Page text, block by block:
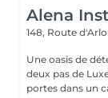
Alena
148, Route
Une oasis de
deux pas de
portes dans un